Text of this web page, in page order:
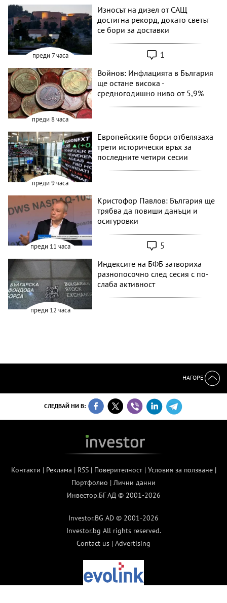
преди 7 часа
Износът на дизел от САЩ
достигна рекорд, докато светът
се бори за доставки
1
преди 8 часа
Войнов: Инфлацията в България
ще остане висока -
средногодишно ниво от 5,9%
преди 9 часа
Европейските борси отбелязаха
трети исторически връх за
последните четири сесии
преди 11 часа
Кристофор Павлов: България ще
трябва да повиши данъци и
осигуровки
5
преди 12 часа
Индексите на БФБ затвориха
разнопосочно след сесия с по-
слаба активност
НАГОРЕ
СЛЕДВАЙ НИ В:
Контакти | Реклама | RSS| Поверителност| Условия за ползване|
Портфолио | Лични данни
Инвестор.БГ АД © 2001-2026
Investor.BG AD © 2001-2026
Investor.bg All rights reserved.
Contact us | Advertising